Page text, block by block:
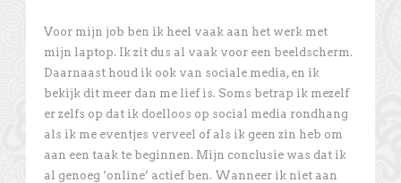
Voor mijn job ben ik heel vaak aan het werk met
mijn laptop. Ik zit dus al vaak voor een beeldscherm.
Daarnaast houd ik ook van sociale media, en ik
bekijk dit meer dan me lief is. Soms betrap ik mezelf
er zelfs op dat ik doelloos op social media rondhang
als ik me eventjes verveel of als ik geen zin heb om
aan een taak te beginnen. Mijn conclusie was dat ik
al genoeg ‘online’ actief ben. Wanneer ik niet aan